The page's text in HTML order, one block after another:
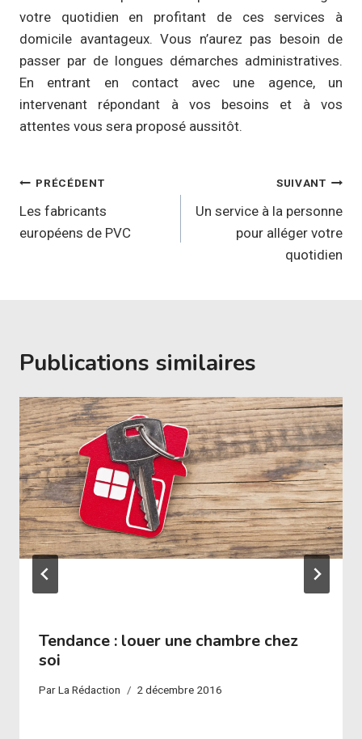
votre quotidien en profitant de ces services à
domicile avantageux. Vous n’aurez pas besoin de
passer par de longues démarches administratives.
En entrant en contact avec une agence, un
intervenant répondant à vos besoins et à vos
attentes vous sera proposé aussitôt.
Navigation
de
l’article
PRÉCÉDENT
Les fabricants
européens de PVC
SUIVANT
Un service à la personne
pour alléger votre
quotidien
Publications similaires
Tendance : louer une chambre chez
soi
ParLa Rédaction 2 décembre 2016